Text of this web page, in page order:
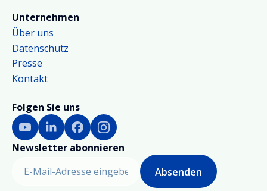
Unternehmen
Über uns
Datenschutz
Presse
Kontakt
Folgen Sie uns
Newsletter abonnieren